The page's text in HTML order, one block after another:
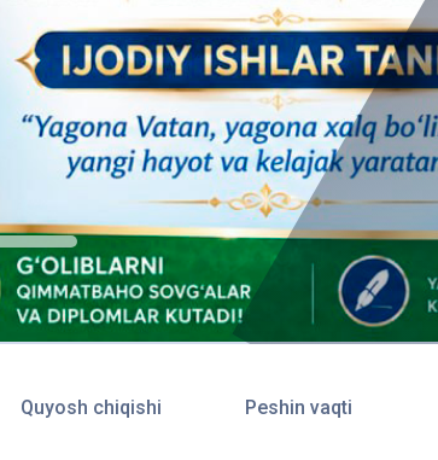
Quyosh chiqishi Peshin vaqti